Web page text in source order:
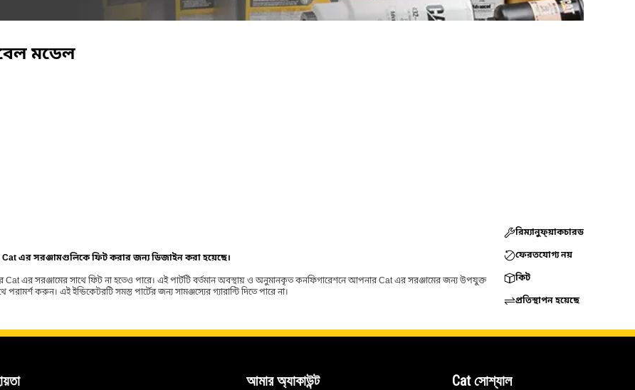
মডেল
এর সরঞ্জামগুলিকে ফিট করার জন্য ডিজাইন করা হয়েছে।
এর সরঞ্জামের সাথে ফিট না হতেও পারে। এই পার্টটি বর্তমান অবস্থায় ও অনুমানকৃত কনফিগারেশনে আপনার Cat এর সরঞ্জামের জন্য উপযুক্ত
করুন। এই ইন্ডিকেটরটি সমস্ত পার্টের জন্য সামঞ্জস্যের গ্যারান্টি দিতে পারে না।
রিম্যানুফ্য়াকচারড
ফেরতযোগ্য নয়
কিট
প্রতিস্থাপন হয়েছে
আমার অ্যাকাউন্ট Cat সোশ্যাল